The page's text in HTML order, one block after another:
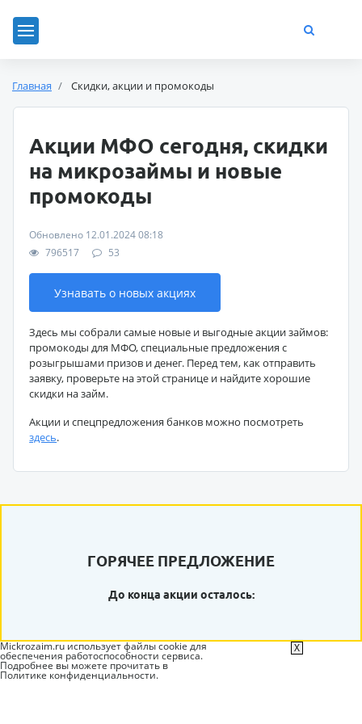
Главная Скидки, акции и промокоды
Акции МФО сегодня, скидки
на микрозаймы и новые
промокоды
Обновлено 12.01.2024 08:18
796517
53
Узнавать о новых акциях
Здесь мы собрали самые новые и выгодные акции займов:
промокоды для МФО, специальные предложения с
розыгрышами призов и денег. Перед тем, как отправить
заявку, проверьте на этой странице и найдите хорошие
скидки на займ.
Акции и спецпредложения банков можно посмотреть
здесь.
ГОРЯЧЕЕ ПРЕДЛОЖЕНИЕ
До конца акции осталось:
Mickrozaim.ru использует файлы cookie для
обеспечения работоспособности сервиса.
Подробнее вы можете прочитать в
Политике конфиденциальности.
X